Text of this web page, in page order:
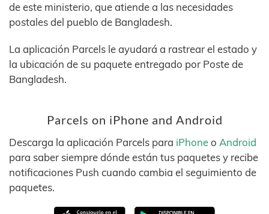
de este ministerio, que atiende a las necesidades
postales del pueblo de Bangladesh.
La aplicación Parcels le ayudará a rastrear el estado y
la ubicación de su paquete entregado por Poste de
Bangladesh.
Parcels on iPhone and Android
Descarga la aplicación Parcels para iPhoneo Android
para saber siempre dónde están tus paquetes y recibe
notificaciones Push cuando cambia el seguimiento de
paquetes.